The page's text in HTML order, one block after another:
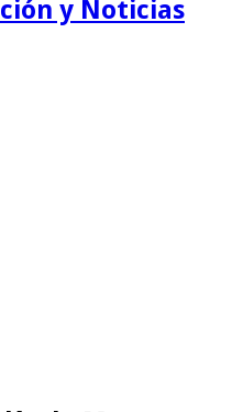
y Noticias